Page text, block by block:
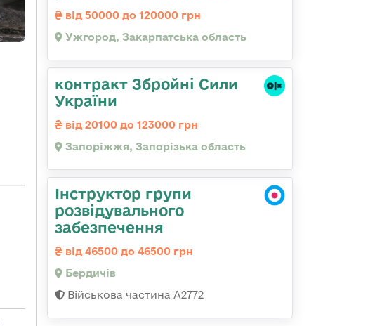
від 50000 до 120000 грн
Ужгород, Закарпатська область
контракт Збройні Сили
України
від 20100 до 123000 грн
Запоріжжя, Запорізька область
Інструктор групи
розвідувального
забезпечення
від 46500 до 46500 грн
Бердичів
Військова частина А2772